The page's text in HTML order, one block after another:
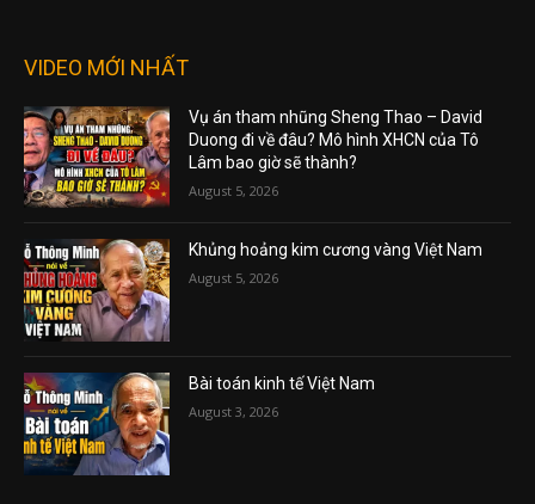
VIDEO MỚI NHẤT
Vụ án tham nhũng Sheng Thao – David
Duong đi về đâu? Mô hình XHCN của Tô
Lâm bao giờ sẽ thành?
August 5, 2026
Khủng hoảng kim cương vàng Việt Nam
August 5, 2026
Bài toán kinh tế Việt Nam
August 3, 2026